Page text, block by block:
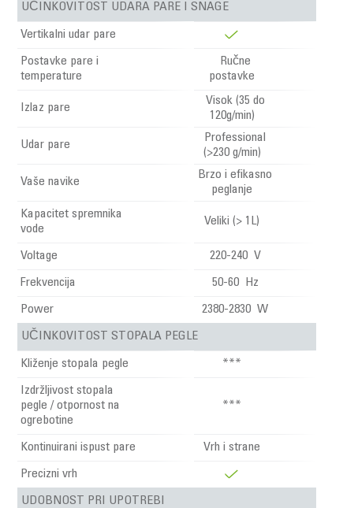
UČINKOVITOST UDARA PARE I SNAGE
Vertikalni udar pare
Postavke pare i
temperature
Ručne
postavke
Izlaz pare
Visok (35 do
120g/min)
Udar pare
Professional
(>230 g/min)
Vaše navike
Brzo i efikasno
peglanje
Kapacitet spremnika
vode
Veliki (> 1L)
Voltage 220-240 V
Frekvencija 50-60 Hz
Power 2380-2830 W
UČINKOVITOST STOPALA PEGLE
Kliženje stopala pegle ***
Izdržljivost stopala
pegle / otpornost na
ogrebotine
***
Kontinuirani ispust pare Vrh i strane
Precizni vrh
UDOBNOST PRI UPOTREBI